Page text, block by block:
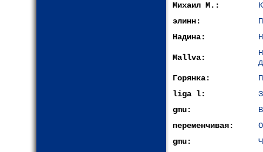
Михаил М.:
элинн:
Надина:
Mallva:
Горянка:
liga l:
gmu:
переменчивая:
gmu: